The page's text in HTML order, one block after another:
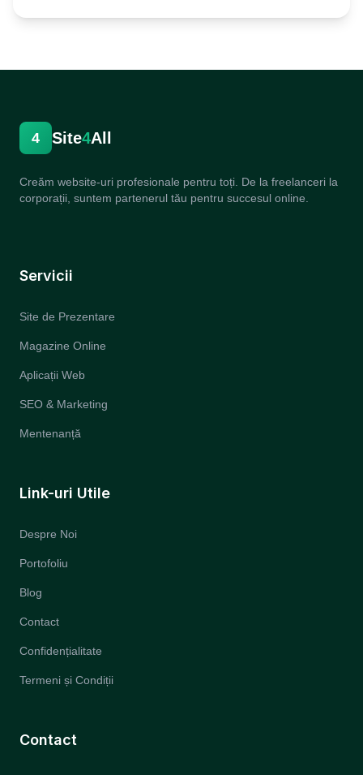
4 Site4All
Creăm website-uri profesionale pentru toți. De la freelanceri la
corporații, suntem partenerul tău pentru succesul online.
Servicii
Site de Prezentare
Magazine Online
Aplicații Web
SEO & Marketing
Mentenanță
Link-uri Utile
Despre Noi
Portofoliu
Blog
Contact
Confidențialitate
Termeni și Condiții
Contact